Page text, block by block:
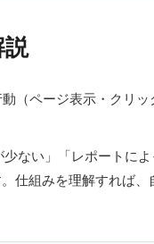
（ページ表示・クリッ
ない」「レポートに
仕組みを理解すれば